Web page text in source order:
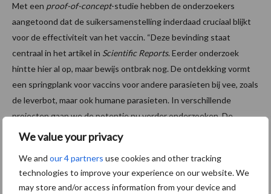
We value your privacy
We and our 4 partners use cookies and other tracking
technologies to improve your experience on our website. We
may store and/or access information from your device and
Met een proof-of-concept-studie hebben de onderzoekers
aangetoond dat de suikersamenstelling inderdaad cruciaal blijkt
voor de effectiviteit van het vaccin. “Deze bevinding staat
centraal in het artikel in Scientific Reports. Eerder onderzoek
hintte hier al op, maar bewijs ontbrak nog. De ontdekking vormt
een springplank voor vaccins voor andere parasieten bij vee, zoals
de leverbot, maar ook humane parasieten. In verschillende
projecten gaan we de potentie nu verder onderzoeken. De
verwachting is dat het nabootsen van suikerstructuren in
versnellen.”
Bron: WUR